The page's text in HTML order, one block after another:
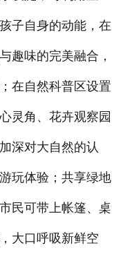
子自身的动能，在
趣味的完美融合，
在自然科普区设置
灵角、花卉观察园
深对大自然的认
玩体验；共享绿地
民可带上帐篷、桌
大口呼吸新鲜空